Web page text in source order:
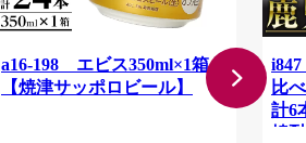
a16-198 エビス350ml×1箱
【焼津サッポロビール】
比
計6
焼